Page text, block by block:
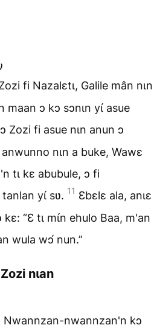
)
fi Nazalɛtɩ, Galile mân nɩn
ɔ kɔ sɔnɩn yɩ́ asue
Zozi fi asue nɩn anun ɔ
nɩn a buke, Wawɛ
tɩ kɛ abubule, ɔ fi
yɩ́ sʋ. 11 Ɛbɛlɛ ala, anɩɛ
“Ɛ tɩ mɩ́n ehulo Baa, m'an
wula wɔ́ nun.”
nɩan
Nwannzan-nwannzan'n kɔ